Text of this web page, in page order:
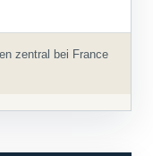
zentral bei France